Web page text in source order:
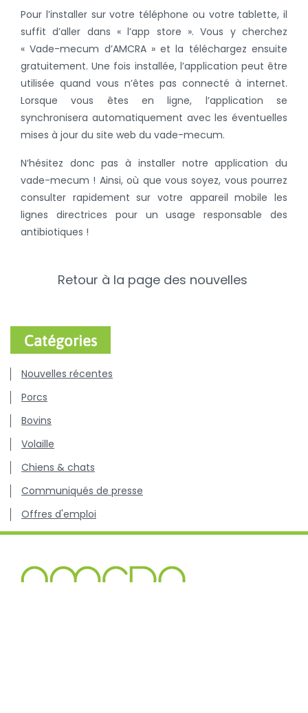
Pour l’installer sur votre téléphone ou votre tablette, il
suffit d’aller dans « l’app store ». Vous y cherchez
« Vade-mecum d’AMCRA » et la téléchargez ensuite
gratuitement. Une fois installée, l’application peut être
utilisée quand vous n’êtes pas connecté à internet.
Lorsque vous êtes en ligne, l’application se
synchronisera automatiquement avec les éventuelles
mises à jour du site web du vade-mecum.
N’hésitez donc pas à installer notre application du
vade-mecum ! Ainsi, où que vous soyez, vous pourrez
consulter rapidement sur votre appareil mobile les
lignes directrices pour un usage responsable des
antibiotiques !
Retour à la page des nouvelles
Catégories
Nouvelles récentes
Porcs
Bovins
Volaille
Chiens & chats
Communiqués de presse
Offres d'emploi